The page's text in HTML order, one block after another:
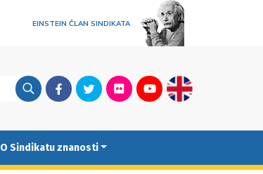
EINSTEIN ČLAN SINDIKATA
FacebookTwitterFlickrYoutubeEnglish
O Sindikatu znanosti